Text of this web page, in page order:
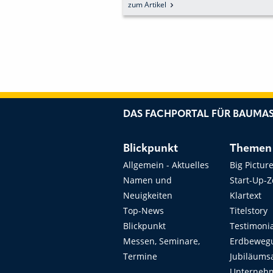
FÜR MODERNES
ARBEITSUMFELD
zum Artikel
DAS FACHPORTAL FÜR
Blickpunkt
Allgemein - Aktuelles
Namen und
Neuigkeiten
Top-News
Blickpunkt
Messen, Seminare,
Termine
Themen
Big Picture
Start-Up-
Klartext
Titelstory